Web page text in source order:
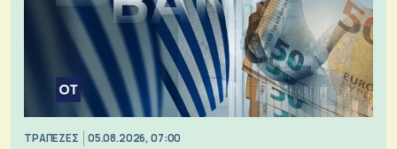
ΤΡΑΠΕΖΕΣ 05.08.2026, 07:00